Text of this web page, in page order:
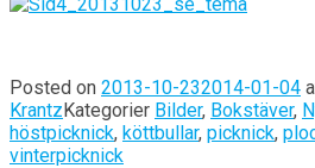
Posted on 2013-10-232014-01-04
KrantzKategorier Bilder, Bokstäver,
höstpicknick, köttbullar, picknick,
vinterpicknick